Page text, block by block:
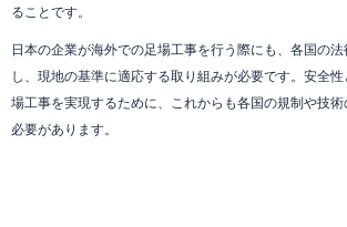
ることです。
日本の企業が海外での足場工事を行う際にも、各国の
し、現地の基準に適応する取り組みが必要です。安全
場工事を実現するために、これからも各国の規制や技術
必要があります。